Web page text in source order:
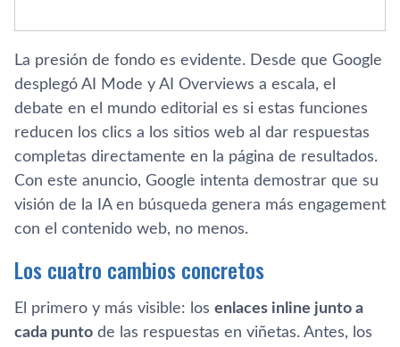
La presión de fondo es evidente. Desde que Google
desplegó AI Mode y AI Overviews a escala, el
debate en el mundo editorial es si estas funciones
reducen los clics a los sitios web al dar respuestas
completas directamente en la página de resultados.
Con este anuncio, Google intenta demostrar que su
visión de la IA en búsqueda genera más engagement
con el contenido web, no menos.
Los cuatro cambios concretos
El primero y más visible: los enlaces inline junto a
cada punto de las respuestas en viñetas. Antes, los